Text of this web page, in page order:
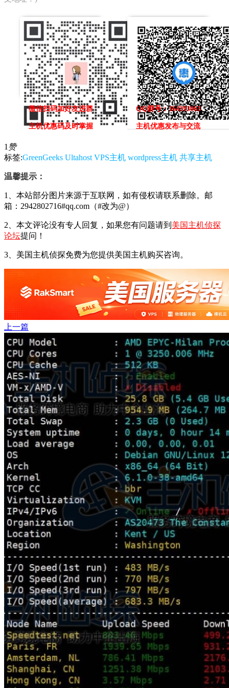
微信扫码加好友进群
主机优惠码及时掌握
QQ群号：164393063
主机优惠发布与交流
1赞
标签:GreenGeeks Ultahost VPS主机 wordpress主机 共享主机
温馨提示：
1、本站部分图片来源于互联网，如有侵权请联系删除。邮
箱：2942802716#qq.com（#改为@）
2、本文评论没有专人回复，如果您有问题请到 美国主机侦探
论坛提问！
3、美国主机侦探免费为您提供美国主机购买咨询。
上一篇